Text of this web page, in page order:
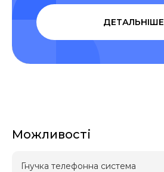
ДЕТАЛЬНІШЕ
Можливості
Гнучка телефонна система